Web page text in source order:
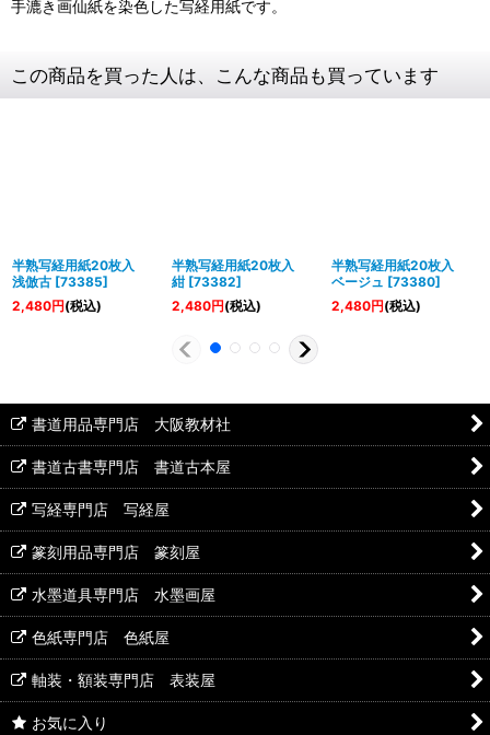
手漉き画仙紙を染色した写経用紙です。
この商品を買った人は、こんな商品も買っています
半熟写経用紙20枚入
浅倣古 [73385]
2,480円(税込)
半熟写経用紙20枚入
紺 [73382]
2,480円(税込)
半熟写経用紙20枚入
ベージュ [73380]
2,480円(税込)
書道用品専門店 大阪教材社
書道古書専門店 書道古本屋
写経専門店 写経屋
篆刻用品専門店 篆刻屋
水墨道具専門店 水墨画屋
色紙専門店 色紙屋
軸装・額装専門店 表装屋
お気に入り